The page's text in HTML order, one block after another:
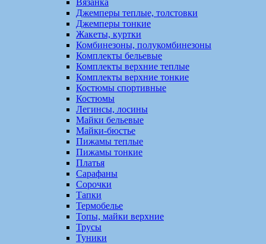
Вязанка
Джемперы теплые, толстовки
Джемперы тонкие
Жакеты, куртки
Комбинезоны, полукомбинезоны
Комплекты бельевые
Комплекты верхние теплые
Комплекты верхние тонкие
Костюмы спортивные
Костюмы
Легинсы, лосины
Майки бельевые
Майки-бюстье
Пижамы теплые
Пижамы тонкие
Платья
Сарафаны
Сорочки
Тапки
Термобелье
Топы, майки верхние
Трусы
Туники